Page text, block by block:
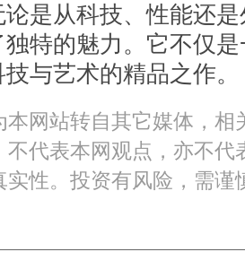
是从科技、性能还
特的魅力。它不仅
与艺术的精品之作。
本网站转自其它媒体，相
不代表本网观点，亦不代
实性。投资有风险，需谨